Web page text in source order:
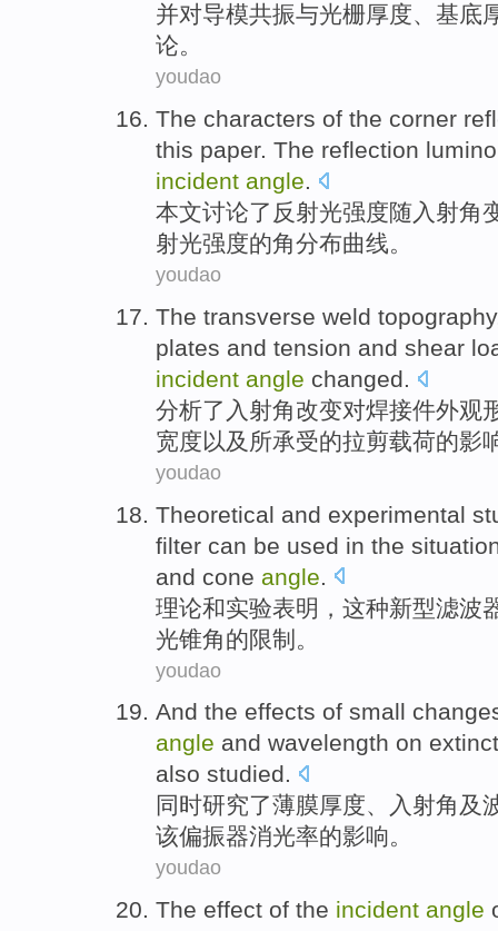
并对导模共振与光栅厚度、 基底
论。
youdao
The characters of the corner
this paper. The reflection
incident angle.
本文讨论了 反射光强度随入射角
射光强度的角分布曲线。
youdao
The transverse weld topography
plates and tension and shear
incident angle changed.
分析了 入射角改变对焊接件外观
宽度以及 所承受的拉剪载荷的影
youdao
Theoretical and experimental
filter can be used in the
and cone angle
理论和实验表明 ， 这种新型滤波
光锥角的限制。
youdao
And the effects of small
angle and wavelength on
also studied.
同时研究了薄膜厚度、 入射角 及
该偏振器消光率的影响。
youdao
The effect of the incident angle